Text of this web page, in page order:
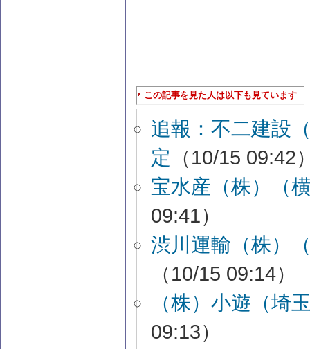
この記事を見た人は以下も見ています
追報：不二建設
定 （10/15 09:42
宝水産（株）（
09:41）
渋川運輸（株）
（10/15 09:14）
（株）小遊（埼
09:13）